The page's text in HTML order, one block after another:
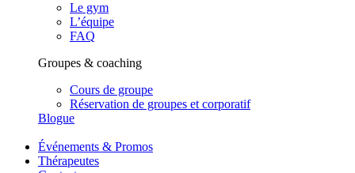
Le gym
L’équipe
FAQ
Groupes & coaching
Cours de groupe
Réservation de groupes et corporatif
Blogue
Événements & Promos
Thérapeutes